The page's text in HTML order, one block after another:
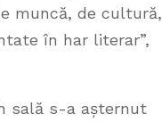
muncă, de cultură,
în har literar”,
sală s-a așternut